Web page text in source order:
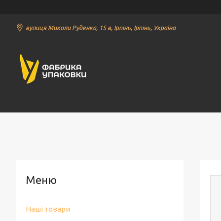
вулиця Миколи Руденка, 15 в, Ірпінь, Ірпінь, Україна
Наші товари